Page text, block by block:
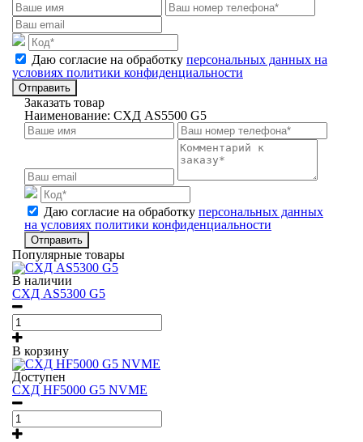
Даю согласие на обработку персональных данных на
условиях политики конфиденциальности
Отправить
Заказать товар
Наименование: СХД AS5500 G5
Даю согласие на обработку персональных данных
на условиях политики конфиденциальности
Отправить
Популярные товары
В наличии
СХД AS5300 G5
В корзину
Доступен
СХД HF5000 G5 NVME